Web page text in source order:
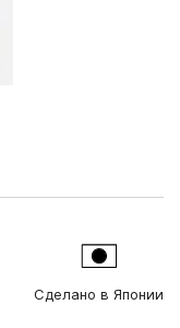
Сделано в Японии